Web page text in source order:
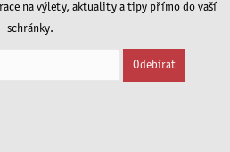
na výlety, aktuality a tipy přímo do vaší
schránky.
Odebírat